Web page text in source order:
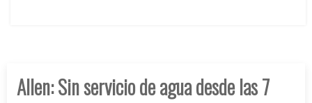
Allen: Sin servicio de agua desde las 7